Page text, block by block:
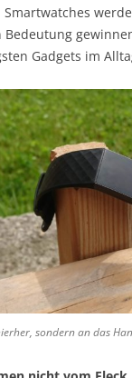
Bedeutung
Gadgets im
sondern an das